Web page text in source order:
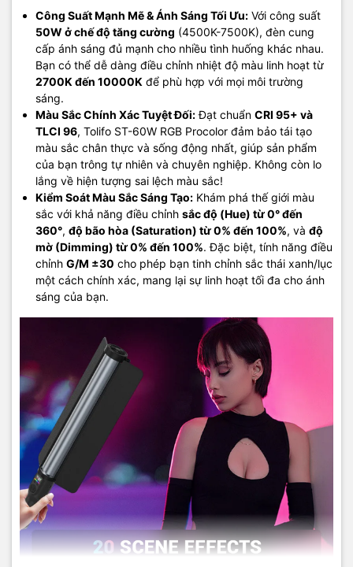
Công Suất Mạnh Mẽ & Ánh Sáng Tối Ưu: Với công suất
50W ở chế độ tăng cường (4500K-7500K), đèn cung
cấp ánh sáng đủ mạnh cho nhiều tình huống khác nhau.
Bạn có thể dễ dàng điều chỉnh nhiệt độ màu linh hoạt từ
2700K đến 10000K để phù hợp với mọi môi trường
sáng.
Màu Sắc Chính Xác Tuyệt Đối:Đạt chuẩn CRI 95+ và
TLCI 96, Tolifo ST-60W RGB Procolor đảm bảo tái tạo
màu sắc chân thực và sống động nhất, giúp sản phẩm
của bạn trông tự nhiên và chuyên nghiệp. Không còn lo
lắng về hiện tượng sai lệch màu sắc!
Kiểm Soát Màu Sắc Sáng Tạo: Khám phá thế giới màu
sắc với khả năng điều chỉnh sắc độ (Hue) từ 0° đến
360°, độ bão hòa (Saturation) từ 0% đến 100%, và độ
mờ (Dimming) từ 0% đến 100%. Đặc biệt, tính năng điều
chỉnh G/M ±30 cho phép bạn tinh chỉnh sắc thái xanh/lục
một cách chính xác, mang lại sự linh hoạt tối đa cho ánh
sáng của bạn.